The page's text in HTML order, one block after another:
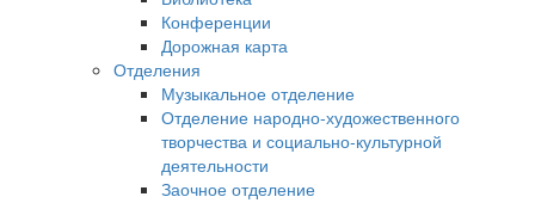
Конференции
Дорожная карта
Отделения
Музыкальное отделение
Отделение народно-художественного
творчества и социально-культурной
деятельности
Заочное отделение